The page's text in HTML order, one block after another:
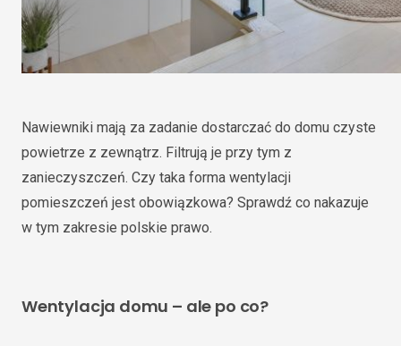
Nawiewniki mają za zadanie dostarczać do domu czyste
powietrze z zewnątrz. Filtrują je przy tym z
zanieczyszczeń. Czy taka forma wentylacji
pomieszczeń jest obowiązkowa? Sprawdź co nakazuje
w tym zakresie polskie prawo.
Wentylacja domu – ale po co?